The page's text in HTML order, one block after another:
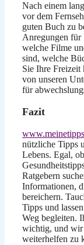
Nach einem
vor dem
guten Buch zu
Anregungen für
welche Filme
sind, welche
Sie Ihre Freizeit
von unseren
für
Fazit
nützliche Tipps
Lebens. Egal,
Ratgebern
Informationen,
bereichern.
Tipps und
Weg begleiten.
wichtig, und wir
weiterhelfen zu